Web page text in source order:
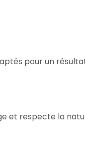
pour un
et respecte la